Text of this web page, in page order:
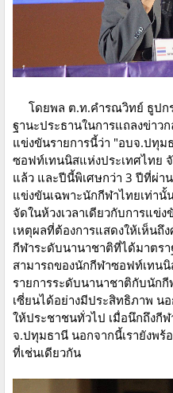
โดยพล ต.ท.คำรณวิทย์ ธูปก
ฐานะประธานในการแถลงข่าว
แข่งขันรายการนี้ว่า "อบจ.ปทุ
ซอฟท์เทนนิสแห่งประเทศไทย
แล้ว และปีนี้พิเศษกว่า 3 ปีที่ผ่า
แข่งขันเฉพาะนักกีฬาไทยเท่านั้
จัดในห้วงเวลาเดียวกับการแข่
เหตุผลที่ต้องการแสดงให้เห็นถึ
กีฬาระดับนานาชาติที่ได้มาตร
สามารถของนักกีฬาซอฟท์เทน
รายการระดับนานาชาติกับนัก
เซี่ยนได้อย่างมีประสิทธิภาพ น
ให้ประชาชนทั่วไป เมื่อนึกถึงกี
จ.ปทุมธานี นอกจากนี้เรายังพ
ที่เช่นเดียวกัน